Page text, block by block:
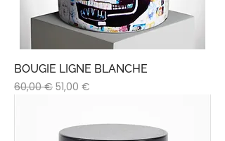
BOUGIE LIGNE BLANCHE
Prix original
60,00 € Prix promotionnel
51,00 €